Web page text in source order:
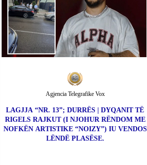
LAGJJA “NR. 13”; DURRËS | DYQANIT TË
RIGELS RAJKUT (I NJOHUR RËNDOM ME
NOFKËN ARTISTIKE “NOIZY”) IU VENDOS
LËNDË PLASËSE.
Agjencia Telegrafike Vox